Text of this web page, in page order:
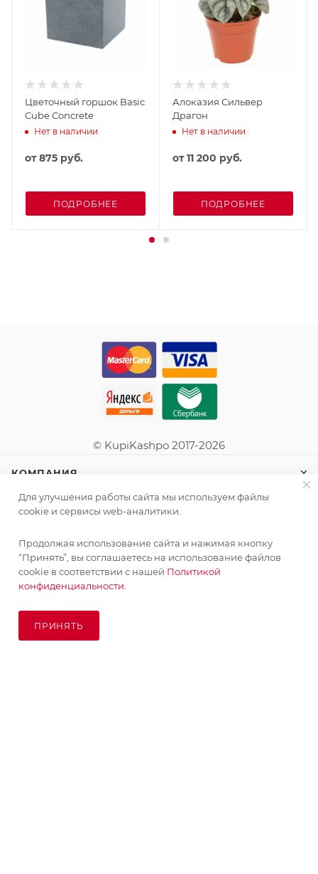
Цветочный горшок Basic
Cube Concrete
Нет в наличии
от875 руб.
ПОДРОБНЕЕ
Алоказия Сильвер
Драгон
Нет в наличии
от11 200 руб.
ПОДРОБНЕЕ
© KupiKashpo 2017-2026
КОМПАНИЯ
ИНФОРМАЦИЯ
ПОМОЩЬ
ПОДПИСАТЬСЯ НА РАССЫЛКУ
Для улучшения работы сайта мы используем файлы
cookie и сервисы web-аналитики.
Продолжая использование сайта и нажимая кнопку
“Принять”, вы соглашаетесь на использование файлов
cookie в соответствии с нашей Политикой
конфиденциальности.
ПРИНЯТЬ